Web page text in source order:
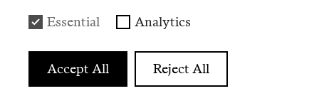
766 Zivilisten, davon 695 Israelis und 36 Kinder.⁠
tödlichste seit der Gründung des Staates Israel: Die
Opferzahl war 31-mal höher als beim
Essential Analytics
Accept All Reject All